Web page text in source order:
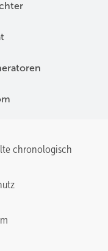
chronologisch